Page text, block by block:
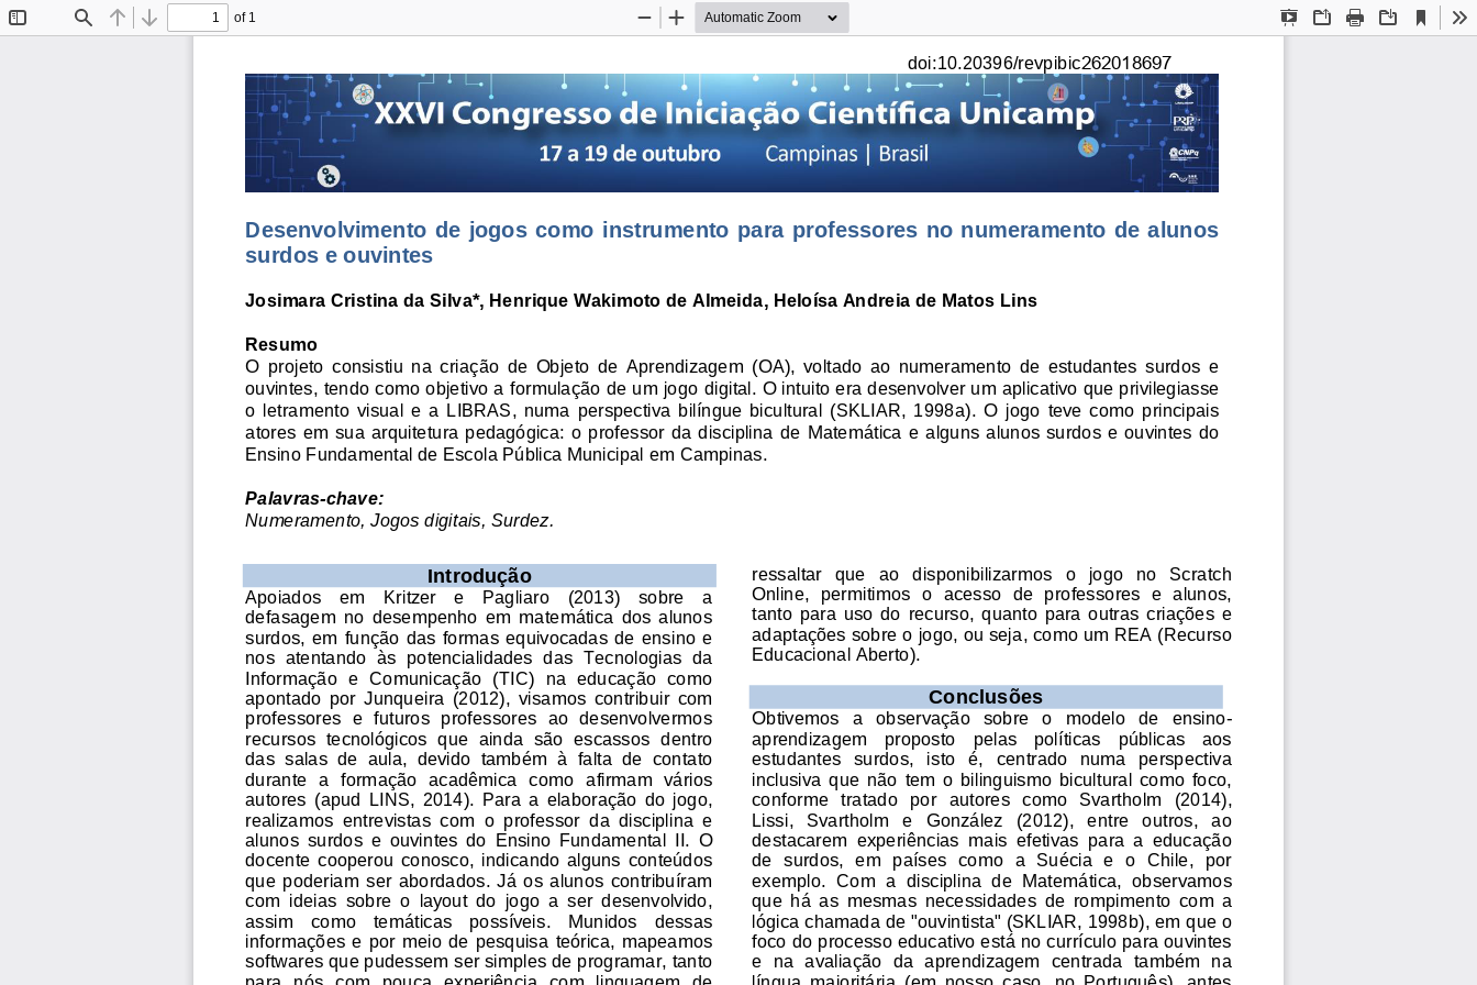
Find Previous
Next
of 1
Presentation
OpenPrint Download
Current
View
Zoom
Zoom
doi:10.20396/revpibic262018697
Desenvolvimento  de  jogos como  instrumento para  professores no numeramento de alunos
surdos e ouvintes
Josimara Cristina da Silva*, Henrique Wakimoto de Almeida , Heloísa Andreia de Matos Lins
Resumo
O  projeto  consistiu na  criação  de  Objeto  de  Aprendizagem  (OA),  voltado  ao  numeramento  de  estudantes  surdos  e
ouvintes, tendo como objetivo a formulação de um jogo digital O intuito era desenvolver um aplicativo que privilegiasse
o  letramento  visual  e  a  LIBRAS,  numa  perspectiva  bilíngue  bicultural  (SKLIAR,  1998a).
O  jogo  teve  como  principais
atores  em  sua  arquitetura  pedagógica:  o  professor  da  disciplina de Matemática e alguns alunos surdos e ouvintes do
Ensino Fundamental de Escola Pública Municipal em Campinas
Palavras-chave:
Numeramento Jogos digitais , Surdez.
Introdução
Apoiados em
Kritzer    e    Pagliaro    (2013)    sobre    a
defasagem  no  desempenho  em  matemática  dos  alunos
surdos,  em  função  das  formas  equivocadas  de  ensino e
nos  atentando  às  potencialidades  das  Tecnologias  da
Informação  e  Comunicação  (TIC)  na  educação  como
apontado  por Junqueira  (2012) ,  visamos  contribuir  com
professores  e  futuros  professores  ao  desenvolvermos
recursos  tecnológicos  que  ainda  são  escassos dentro
das  salas  de  aula,  devido  também  à  falta  de  contato
durante  a  formação  acadêmica
como  afirmam  vários
autores (apud  LINS,  2014).
Para  a  elaboração  do  jogo,
realizamos  entrevistas  com o  professor da  disciplina e
alunos  surdos  e  ouvintes  do Ensino Fundamental II .  O
docente  cooperou  conosco,  indicando  alguns  conteúdos
que  poderiam  ser  abordados.  Já  os  alunos  contribuíram
com  ideias sobre  o layout  do  jogo  a  ser  desenvolvido,
assim   como   temáticas   possíveis.
Munidos   dessas
informações  e  por  meio  de pesquisa teórica, mapeamos
softwares que pudessem ser simples de programar, tanto
para  nós  com  pouca  experiência  com  linguagem  de
ressaltar   que   ao   disponibilizarmos   o   jogo   no   Scratch
Online,  permitimos  o  acesso  de  professores  e  alunos,
tanto  para  uso  do  recurso,  quanto  para  outras  criações  e
adaptações sobre o jogo, ou seja, como um REA (Recurso
Educacional Aberto).
Conclusões
Obtivemos   a observação   sobre   o   modelo   de   ensino-
aprendizagem   proposto   pelas   políticas   públicas   aos
estudantes   surdos,   isto   é,   centrado   numa   perspectiva
inclusiva  que  não  tem  o  bilinguismo  bicultural  como  foco,
conforme  tratado  por  autores  como  Svartholm  (2014),
Lissi,   Svartholm   e   González   (2012),   entre   outros,   ao
destacarem  experiências  mais  efetivas  para  a  educação
de  surdos,  em  países  como  a  Suécia  e  o  Chile,  por
exemplo.  Com  a  disciplina  de  Matemática,  observamos
que  há  as  mesmas  necessidades  de  rompimento  com  a
lógica chamada de "ouvintista" (SKLIAR, 1998b) , em que o
foco do processo educativo está no currículo para ouvintes
e  na  avaliação  da  aprendizagem  centrada  também  na
língua  majoritária  (em  nosso  caso,  no  Português),  antes